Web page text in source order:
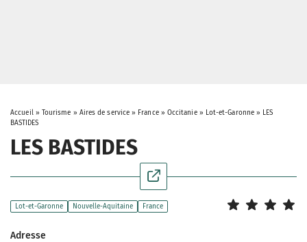
Accueil» Tourisme » Aires de service » France» Occitanie» Lot-et-Garonne » LES
BASTIDES
LES BASTIDES
Lot-et-Garonne Nouvelle-Aquitaine France
Adresse